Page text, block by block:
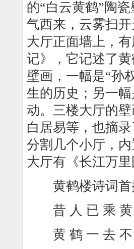
的“白云黄鹤”陶
气西来，云雾扫
大厅正面墙上，
记》，它记述了
壁画，一幅是“孙
生的历史；另一
动。三楼大厅的
白居易等，也摘
分割几个小厅，
大厅有《长江万
黄鹤楼诗词首
昔 人 已 乘 黄
黄 鹤 一 去 不